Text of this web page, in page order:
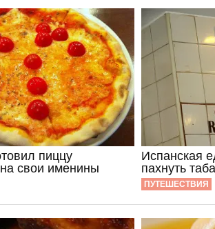
пиццу
свои именины
Испанская
пахнуть
ПУТЕШЕСТВИЯ